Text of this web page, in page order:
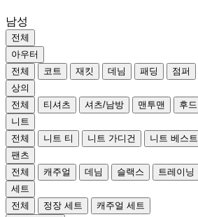
남성
전체
아우터
전체
코트 재킷 데님 패딩 점퍼
상의
전체
티셔츠 셔츠/남방 맨투맨 후드
니트
전체
니트 티 니트 가디건 니트 베스트
팬츠
전체
캐주얼 데님 슬랙스
트레이닝
세트
전체
정장 세트
캐주얼 세트